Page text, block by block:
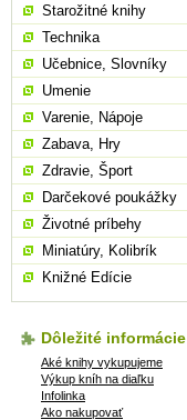
Starožitné knihy
Technika
Učebnice, Slovníky
Umenie
Varenie, Nápoje
Zabava, Hry
Zdravie, Šport
Darčekové poukážky
Životné príbehy
Miniatúry, Kolibrík
Knižné Edície
Dôležité informácie
Aké knihy vykupujeme
Výkup kníh na diaľku
Infolinka
Ako nakupovať